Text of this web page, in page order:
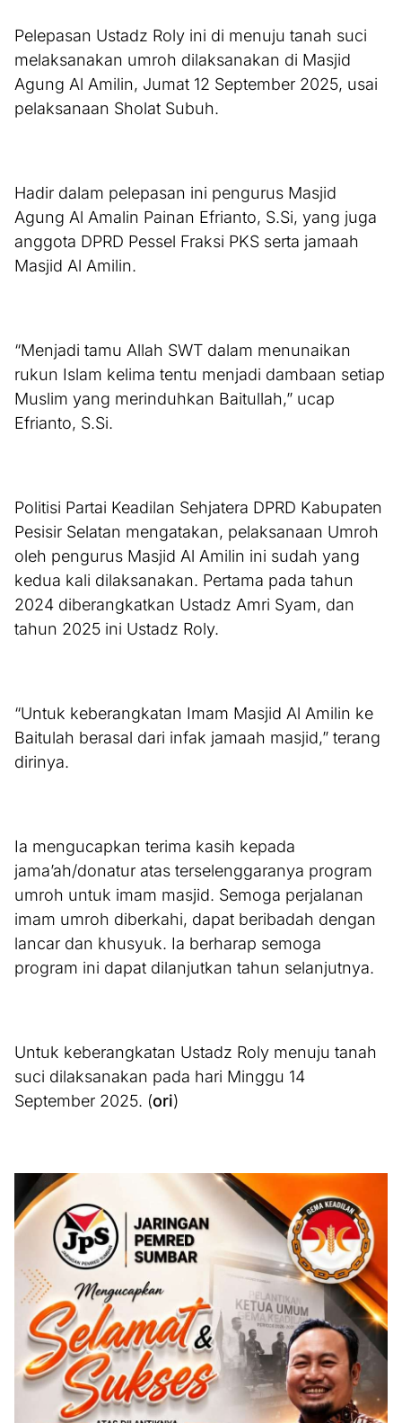
Pelepasan Ustadz Roly ini di menuju tanah suci
melaksanakan umroh dilaksanakan di Masjid
Agung Al Amilin, Jumat 12 September 2025, usai
pelaksanaan Sholat Subuh.
Hadir dalam pelepasan ini pengurus Masjid
Agung Al Amalin Painan Efrianto, S.Si, yang juga
anggota DPRD Pessel Fraksi PKS serta jamaah
Masjid Al Amilin.
“Menjadi tamu Allah SWT dalam menunaikan
rukun Islam kelima tentu menjadi dambaan setiap
Muslim yang merinduhkan Baitullah,” ucap
Efrianto, S.Si.
Politisi Partai Keadilan Sehjatera DPRD Kabupaten
Pesisir Selatan mengatakan, pelaksanaan Umroh
oleh pengurus Masjid Al Amilin ini sudah yang
kedua kali dilaksanakan. Pertama pada tahun
2024 diberangkatkan Ustadz Amri Syam, dan
tahun 2025 ini Ustadz Roly.
“Untuk keberangkatan Imam Masjid Al Amilin ke
Baitulah berasal dari infak jamaah masjid,” terang
dirinya.
Ia mengucapkan terima kasih kepada
jama’ah/donatur atas terselenggaranya program
umroh untuk imam masjid. Semoga perjalanan
imam umroh diberkahi, dapat beribadah dengan
lancar dan khusyuk. Ia berharap semoga
program ini dapat dilanjutkan tahun selanjutnya.
Untuk keberangkatan Ustadz Roly menuju tanah
suci dilaksanakan pada hari Minggu 14
September 2025. (ori)